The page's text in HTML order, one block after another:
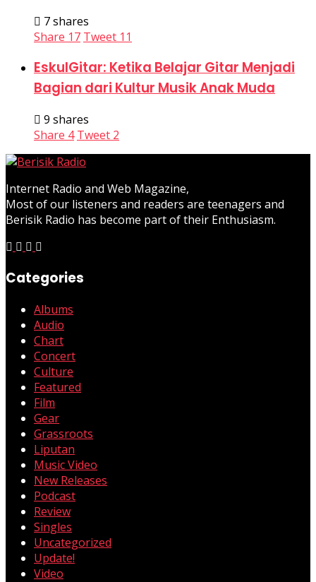
7 shares
Share 17 Tweet 11
EskulGitar: Ketika Belajar Gitar Menjadi
Bagian dari Kultur Musik Anak Muda
9 shares
Share 4 Tweet 2
Internet Radio and Web Magazine,
Most of our listeners and readers are teenagers and
Berisik Radio has become part of their Enthusiasm.
Categories
Albums
Audio
Chart
Concert
Culture
Featured
Film
Gear
Grassroots
Liputan
Music Video
New Releases
Podcast
Review
Singles
Uncategorized
Update!
Video